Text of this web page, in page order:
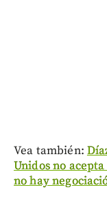
Vea también:
Unidos no
no hay